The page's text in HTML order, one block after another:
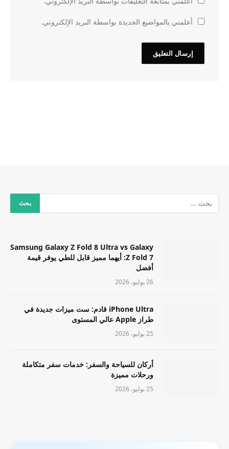
أعلمني بالمواضيع الجديدة بواسطة البريد الإلكتروني.
Samsung Galaxy Z Fold 8 Ultra vs Galaxy
Z Fold 7: أيهما مميز قابل للطي يوفر قيمة
أفضل
26 يوليو، 2026
iPhone Ultra قادم: ست ميزات جديدة في
طراز Apple عالي المستوى
25 يوليو، 2026
أركان للسياحة والسفر: خدمات سفر متكاملة
ورحلات مميزة
25 يوليو، 2026